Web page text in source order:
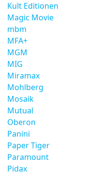
Kult Editionen
Magic Movie
mbm
MFA+
MGM
MIG
Miramax
Mohlberg
Mosaik
Mutual
Oberon
Panini
Paper Tiger
Paramount
Pidax